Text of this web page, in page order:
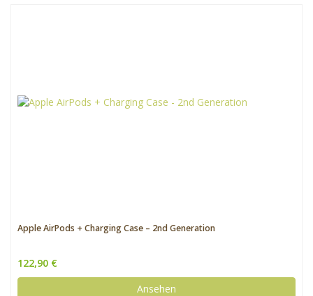
Apple AirPods + Charging Case – 2nd Generation
122,90 €
Ansehen